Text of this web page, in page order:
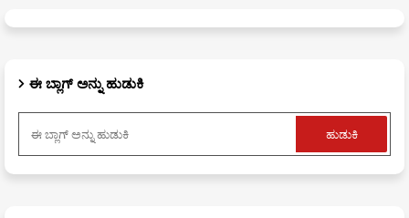
ಈ ಬ್ಲಾಗ್ ಅನ್ನು ಹುಡುಕಿ